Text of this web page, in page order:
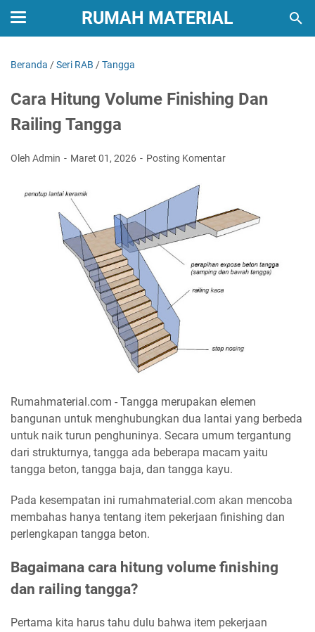
RUMAH MATERIAL
Beranda /Seri RAB /Tangga
Cara Hitung Volume Finishing Dan
Railing Tangga
Oleh Admin Maret 01, 2026 Posting Komentar
Rumahmaterial.com - Tangga merupakan elemen
bangunan untuk menghubungkan dua lantai yang berbeda
untuk naik turun penghuninya. Secara umum tergantung
dari strukturnya, tangga ada beberapa macam yaitu
tangga beton, tangga baja, dan tangga kayu.
Pada kesempatan ini rumahmaterial.com akan mencoba
membahas hanya tentang item pekerjaan finishing dan
perlengkapan tangga beton.
Bagaimana cara hitung volume finishing
dan railing tangga?
Pertama kita harus tahu dulu bahwa item pekerjaan